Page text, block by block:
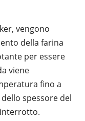
vengono
della farina
per essere
viene
fino a
spessore del